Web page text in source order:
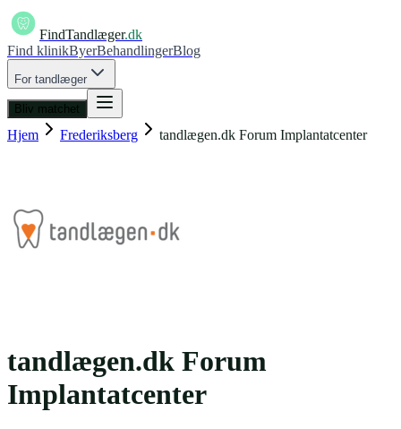
FindTandlæger.dk
Find klinikByerBehandlingerBlog
For tandlæger
Bliv matchet
Hjem Frederiksberg tandlægen.dk Forum Implantatcenter
tandlægen.dk Forum
Implantatcenter